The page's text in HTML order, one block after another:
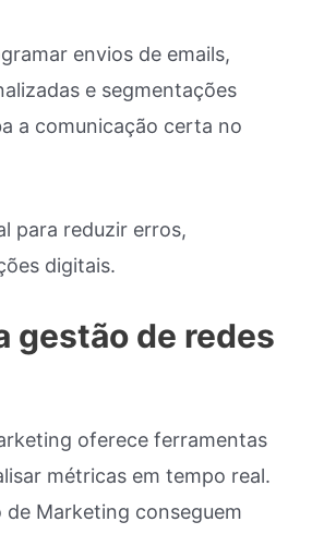
envios de emails,
e segmentações
a comunicação certa no
para reduzir erros,
digitais.
gestão de redes
oferece ferramentas
métricas em tempo real.
Marketing conseguem